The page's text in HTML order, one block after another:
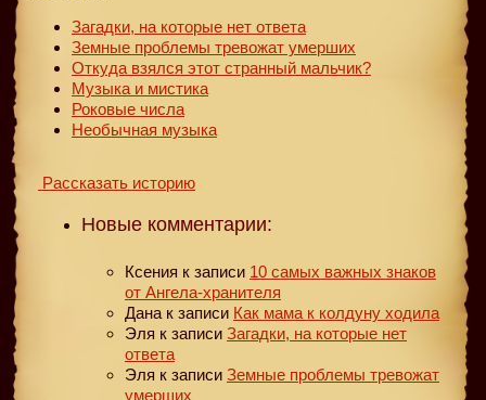
Загадки, на которые нет ответа
Земные проблемы тревожат умерших
Откуда взялся этот странный мальчик?
Музыка и мистика
Роковые числа
Необычная музыка
Рассказать историю
Новые комментарии:
Ксения к записи 10 самых важных знаков
от Ангела-хранителя
Дана к записи Как мама к колдуну ходила
Эля к записи Загадки, на которые нет
ответа
Эля к записи Земные проблемы тревожат
умерших